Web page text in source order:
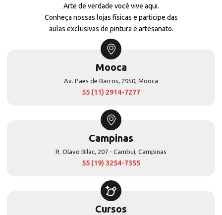
Arte de verdade você vive aqui.
Conheça nossas lojas físicas e participe das
aulas exclusivas de pintura e artesanato.
Mooca
Av. Paes de Barros, 2950, Mooca
55 (11) 2914-7277
Campinas
R. Olavo Bilac, 207 - Cambuí, Campinas
55 (19) 3254-7355
Cursos